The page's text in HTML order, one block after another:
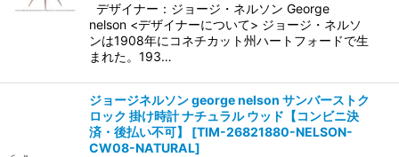
デザイナー：ジョージ・ネルソン George
nelson <デザイナーについて> ジョージ・ネルソ
ンは1908年にコネチカット州ハートフォードで生
まれた。193…
ジョージネルソン george nelson サンバーストク
ロック 掛け時計 ナチュラル ウッド【コンビニ決
済・後払い不可】
[TIM-26821880-NELSON-
CW08-NATURAL]